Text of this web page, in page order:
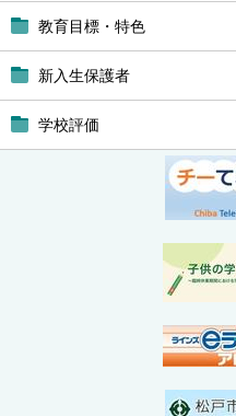
教育目標・特色
新入生保護者
学校評価